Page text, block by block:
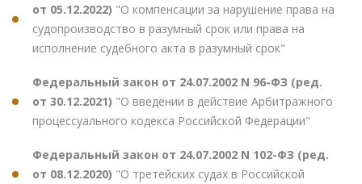
от 05.12.2022) "О компенсации за нарушение права на
судопроизводство в разумный срок или права на
исполнение судебного акта в разумный срок"
Федеральный закон от 24.07.2002 N 96-ФЗ (ред.
от 30.12.2021) "О введении в действие Арбитражного
процессуального кодекса Российской Федерации"
Федеральный закон от 24.07.2002 N 102-ФЗ (ред.
от 08.12.2020) "О третейских судах в Российской